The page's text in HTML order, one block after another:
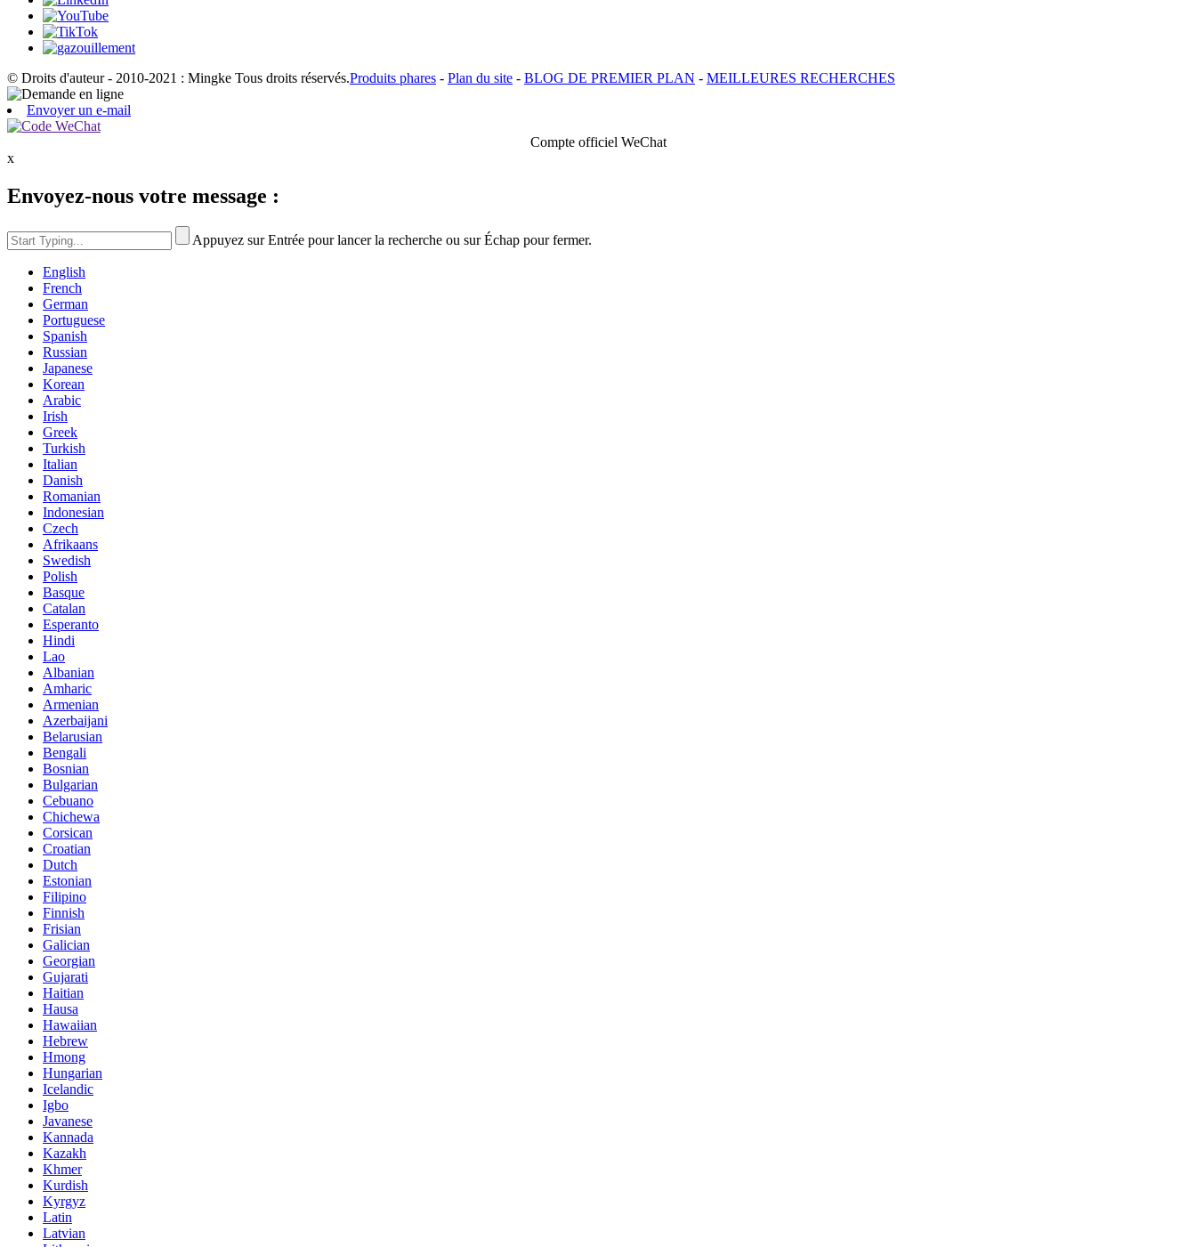
© Droits d'auteur - 2010-2021 : Mingke Tous droits réservés.Produits phares - Plan du site - BLOG DE PREMIER PLAN - MEILLEURES RECHERCHES
Envoyer un e-mail
Compte officiel WeChat
x
Envoyez-nous votre message :
Appuyez sur Entrée pour lancer la recherche ou sur Échap pour fermer.
English
French
German
Portuguese
Spanish
Russian
Japanese
Korean
Arabic
Irish
Greek
Turkish
Italian
Danish
Romanian
Indonesian
Czech
Afrikaans
Swedish
Polish
Basque
Catalan
Esperanto
Hindi
Lao
Albanian
Amharic
Armenian
Azerbaijani
Belarusian
Bengali
Bosnian
Bulgarian
Cebuano
Chichewa
Corsican
Croatian
Dutch
Estonian
Filipino
Finnish
Frisian
Galician
Georgian
Gujarati
Haitian
Hausa
Hawaiian
Hebrew
Hmong
Hungarian
Icelandic
Igbo
Javanese
Kannada
Kazakh
Khmer
Kurdish
Kyrgyz
Latin
Latvian